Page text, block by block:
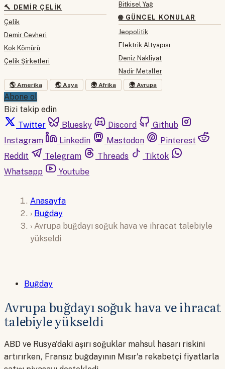
🔨 DEMIR ÇELIK
Çelik
Demir Cevheri
Kok Kömürü
Çelik Şirketleri
Bitkisel Yağ
🌐 GÜNCEL KONULAR
Jeopolitik
Elektrik Altyapısı
Deniz Nakliyat
Nadir Metaller
🌎 Amerika 🌏 Asya 🌍 Afrika 🌍 Avrupa
Abone ol
Bizi takip edin
Twitter
Bluesky Discord
Github
Instagram
Linkedin Mastodon
Pinterest
Reddit
Telegram Threads
Tiktok
Whatsapp
Youtube
Anasayfa
› Buğday
› Avrupa buğdayı soğuk hava ve ihracat talebiyle
yükseldi
Buğday
Avrupa buğdayı soğuk hava ve ihracat
talebiyle yükseldi
ABD ve Rusya'daki aşırı soğuklar mahsul hasarı riskini
artırırken, Fransız buğdayının Mısır'a rekabetçi fiyatlarla